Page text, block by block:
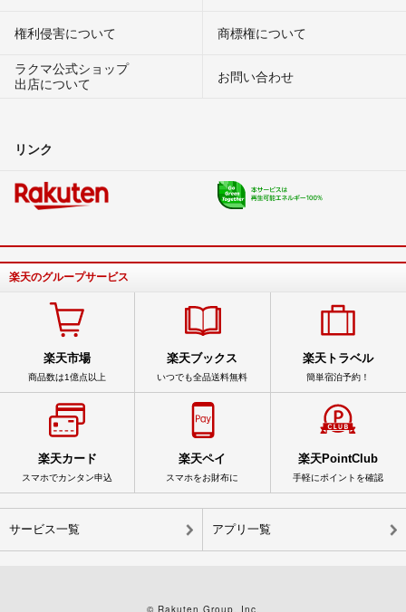
権利侵害について
商標権について
ラクマ公式ショップ
出店について
お問い合わせ
リンク
楽天のグループサービス
楽天市場
商品数は1億点以上
楽天ブックス
いつでも全品送料無料
楽天トラベル
簡単宿泊予約！
楽天カード
スマホでカンタン申込
楽天ペイ
スマホをお財布に
楽天PointClub
手軽にポイントを確認
サービス一覧 アプリ一覧